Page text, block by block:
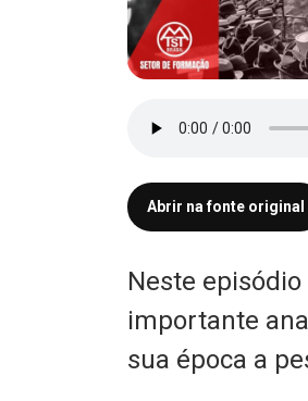
Abrir na fonte original
Neste
importante
sua época a